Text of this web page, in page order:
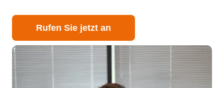
Rufen Sie jetzt an